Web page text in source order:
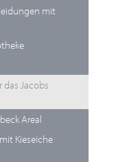
mit
das Jacobs
Areal
Kieseiche